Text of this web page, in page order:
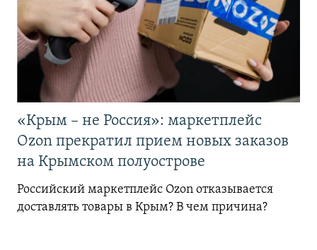
«Крым – не Россия»: маркетплейс
Ozon прекратил прием новых заказов
на Крымском полуострове
Российский маркетплейс Ozon отказывается
доставлять товары в Крым? В чем причина?